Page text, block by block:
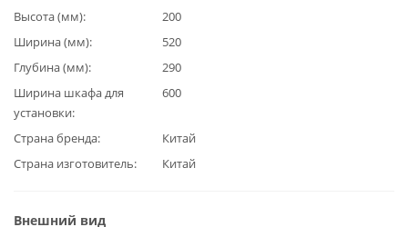
Высота (мм)
200
Ширина (мм)
520
Глубина (мм)
290
Ширина шкафа для
установки
600
Страна бренда
Китай
Страна изготовитель
Китай
Внешний вид